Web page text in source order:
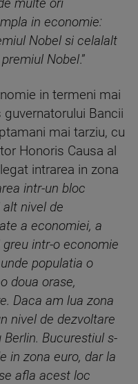
multe ori
in economie:
Nobel si celalalt
Nobel.”
in termeni mai
Bancii
mai tarziu, cu
Honoris Causa al
intrarea in zona
intr-un bloc
nivel de
a economiei, a
intr-o economie
populatia o
doua orase,
Daca am lua zona
nivel de dezvoltare
Bucurestiul s-
in zona euro, dar la
afla acest loc